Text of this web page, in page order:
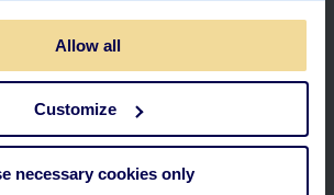
Allow all
Customize
necessary cookies only